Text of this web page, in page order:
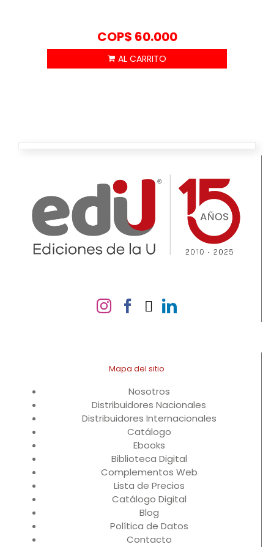
COP$ 60.000
Mapa del sitio
Nosotros
Distribuidores Nacionales
Distribuidores Internacionales
Catálogo
Ebooks
Biblioteca Digital
Complementos Web
Lista de Precios
Catálogo Digital
Blog
Política de Datos
Contacto